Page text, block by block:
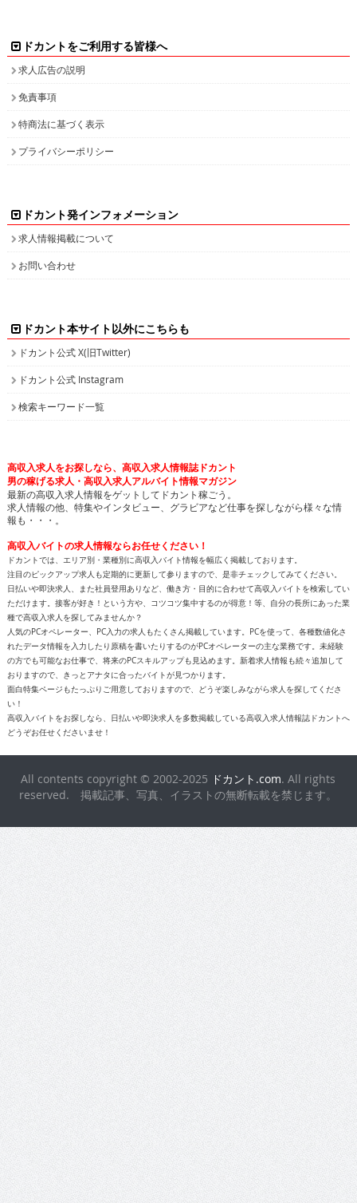
ドカントをご利用する皆様へ
求人広告の説明
免責事項
特商法に基づく表示
プライバシーポリシー
ドカント発インフォメーション
求人情報掲載について
お問い合わせ
ドカント本サイト以外にこちらも
ドカント公式 X(旧Twitter)
ドカント公式 Instagram
検索キーワード一覧
高収入求人をお探しなら、高収入求人情報誌ドカント
男の稼げる求人・高収入求人アルバイト情報マガジン
最新の高収入求人情報をゲットしてドカント稼ごう。
求人情報の他、特集やインタビュー、グラビアなど仕事を探しながら様々な情
報も・・・。
高収入バイトの求人情報ならお任せください！
ドカントでは、エリア別・業種別に高収入バイト情報を幅広く掲載しております。
注目のピックアップ求人も定期的に更新して参りますので、是非チェックしてみてください。
日払いや即決求人、また社員登用ありなど、働き方・目的に合わせて高収入バイトを検索してい
ただけます。接客が好き！という方や、コツコツ集中するのが得意！等、自分の長所にあった業
種で高収入求人を探してみませんか？
人気のPCオペレーター、PC入力の求人もたくさん掲載しています。PCを使って、各種数値化さ
れたデータ情報を入力したり原稿を書いたりするのがPCオペレーターの主な業務です。未経験
の方でも可能なお仕事で、将来のPCスキルアップも見込めます。新着求人情報も続々追加して
おりますので、きっとアナタに合ったバイトが見つかります。
面白特集ページもたっぷりご用意しておりますので、どうぞ楽しみながら求人を探してくださ
い！
高収入バイトをお探しなら、日払いや即決求人を多数掲載している高収入求人情報誌ドカントへ
どうぞお任せくださいませ！
All contents copyright © 2002-2025 ドカント.com. All rights
reserved. 掲載記事、写真、イラストの無断転載を禁じます。